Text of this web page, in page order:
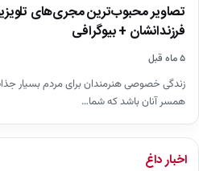
تصاویر محبوب‌ترین مجری‌های
فرزندانشان + بیوگرافی
۵ ماه قبل
زندگی خصوصی هنرمندان برای مردم بسیار
همسر آنان باشد که شما…
اخبار داغ